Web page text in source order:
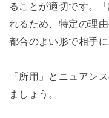
ることが適切です。
れるため、特定の理
都合のよい形で相手
「所用」とニュアン
ましょう。